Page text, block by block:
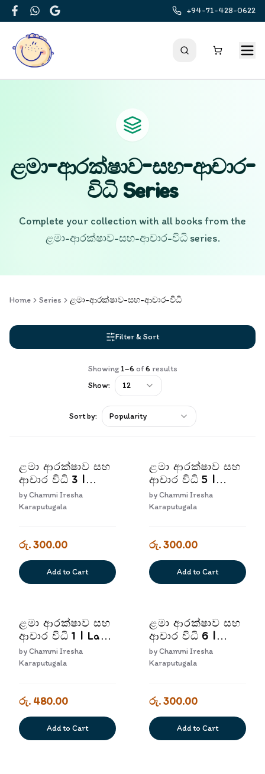
FacebookWhatsApp
Google
+94-71-428-0622
ළමා-ආරක්ෂාව-සහ-ආචාර-
විධිSeries
Complete your collection with all books from the
ළමා-ආරක්ෂාව-සහ-ආචාර-විධිseries.
Home Series ළමා-ආරක්ෂාව-සහ-ආචාර-විධි
Filter & Sort
Showing1–6 of6 results
Show:
12
Sort by: Popularity
ළමා ආරක්ෂාව සහ
ආචාර විධි 3 |
Lama Arakshawa
Saha Achara
byChammi Iresha
Karaputugala
රු. 300.00
Add to Cart
ළමා ආරක්ෂාව සහ
ආචාර විධි 5 |
Lama Arakshawa
Saha Achara
byChammi Iresha
Karaputugala
රු. 300.00
Add to Cart
ළමා ආරක්ෂාව සහ
ආචාර විධි 1 | Lama
Arakshawa Saha
Achara Widhi 1
byChammi Iresha
Karaputugala
රු. 480.00
Add to Cart
ළමා ආරක්ෂාව සහ
ආචාර විධි 6 |
Lama Arakshawa
Saha Achara
byChammi Iresha
Karaputugala
රු. 300.00
Add to Cart